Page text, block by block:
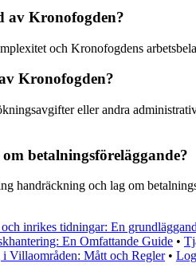
av Kronofogden?
och Kronofogdens
Kronofogden?
eller andra
betalningsföreläggande?
handräckning och lag om
inrikes tidningar: En
En Omfattande Guide •
Villaområden: Mått och Regler•